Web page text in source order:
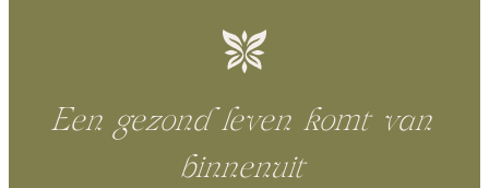
Een gezond leven komt van
binnenuit